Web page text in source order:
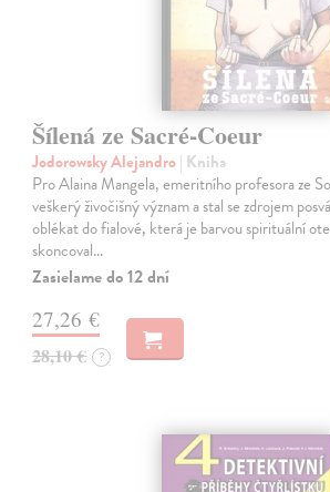
Šílená ze Sacré-Coeur
Jodorowsky Alejandro| Kniha
Pro Alaina Mangela, emeritního profesora ze
veškerý živočišný význam a stal se zdrojem
oblékat do fialové, která je barvou spirituální
skoncoval…
Zasielame do 12 dní
27,26 €
28,10 € ?